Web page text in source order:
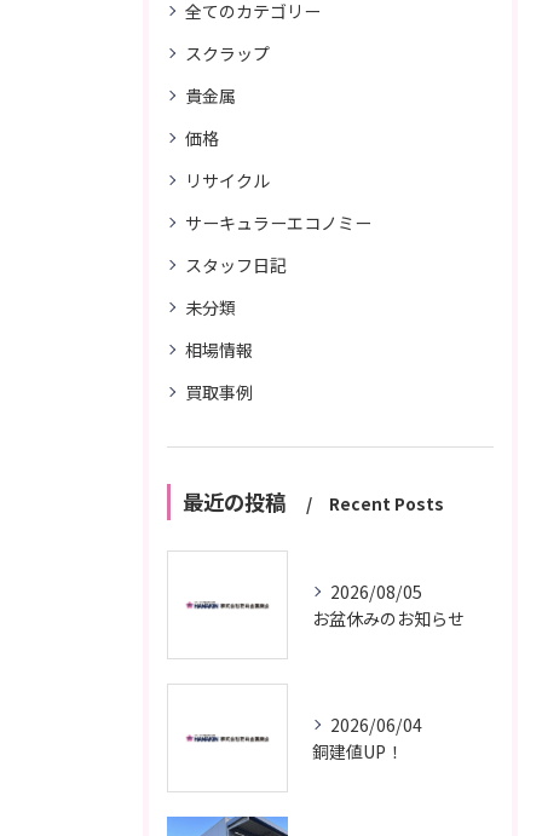
全てのカテゴリー
スクラップ
貴金属
価格
リサイクル
サーキュラーエコノミー
スタッフ日記
未分類
相場情報
買取事例
最近の投稿 Recent Posts
2026/08/05
お盆休みのお知らせ
2026/06/04
銅建値UP！